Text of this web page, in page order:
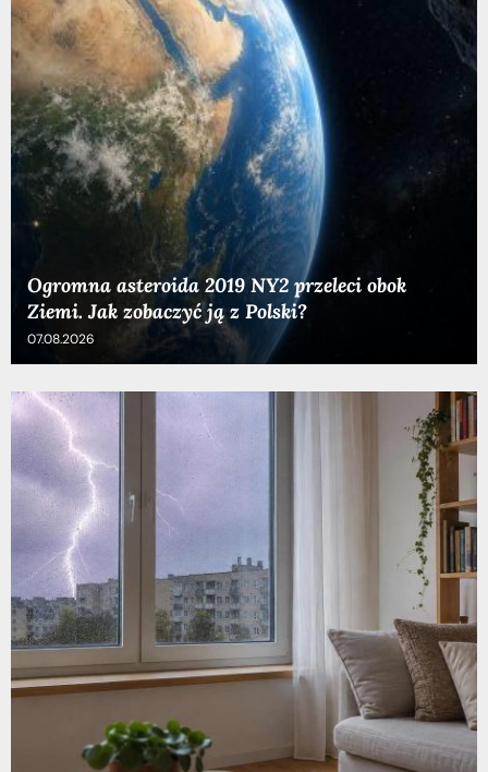
Ogromna asteroida 2019 NY2 przeleci obok
Ziemi. Jak zobaczyć ją z Polski?
07.08.2026